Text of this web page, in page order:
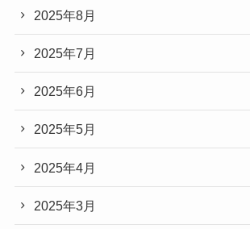
2025年8月
2025年7月
2025年6月
2025年5月
2025年4月
2025年3月